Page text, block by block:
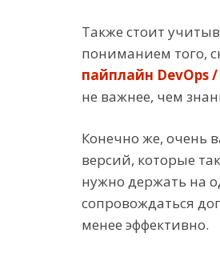
Также стоит
пониманием того,
пайплайн DevOps
не важнее, чем
Конечно же, очень
версий, которые
нужно держать на
сопровождаться
менее эффективно.